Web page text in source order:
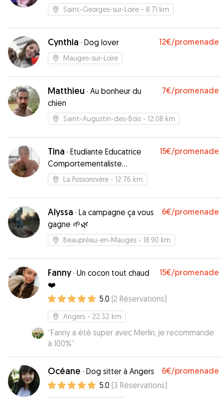
loulousSaint-Georges-sur-Loire - 8.71 km
Cynthia · Dog lover 12€/promenade
Mauges-sur-Loire
Matthieu · Au bonheur du
chien
7€/promenade
Saint-Augustin-des-Bois - 12.08 km
Tina · Etudiante Educatrice
Comportementaliste
Canin/Félin/NAC
15€/promenade
La Possonnière - 12.76 km
Alyssa · La campagne ça vous
gagne 🌱🌿
6€/promenade
Beaupréau-en-Mauges - 18.90 km
Fanny· Un cocon tout chaud
❤️
15€/promenade
5.0 (2 Réservations)
Angers - 22.32 km
“Fanny a été super avec Merlin, je recommande
à 100%”
Océane · Dog sitter à Angers 6€/promenade
5.0 (3 Réservations)